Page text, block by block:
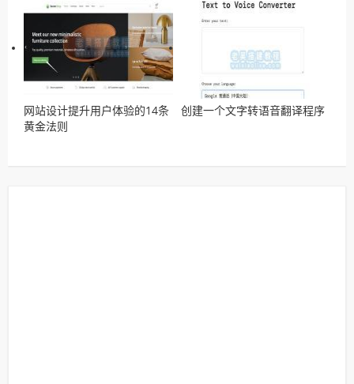
网站设计提升用户体验的14条
黄金法则
创建一个文字转语音翻译程序